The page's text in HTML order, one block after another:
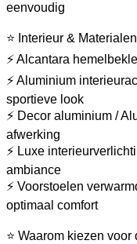
eenvoudig
⭐ Interieur & Materialen
⚡ Alcantara
⚡ Aluminium
sportieve look
⚡ Decor aluminium /
afwerking
⚡ Luxe
ambiance
⚡ Voorstoelen
optimaal comfort
⭐ Waarom kiezen